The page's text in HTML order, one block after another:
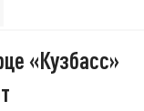
«Кузбасс»